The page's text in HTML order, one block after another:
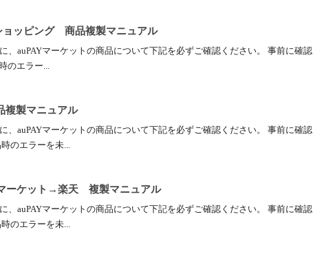
ョッピング 商品複製マニュアル
、auPAYマーケットの商品について下記を必ずご確認ください。 事前に確認
のエラー...
製マニュアル
、auPAYマーケットの商品について下記を必ずご確認ください。 事前に確認
のエラーを未...
ケット→楽天 複製マニュアル
、auPAYマーケットの商品について下記を必ずご確認ください。 事前に確認
のエラーを未...